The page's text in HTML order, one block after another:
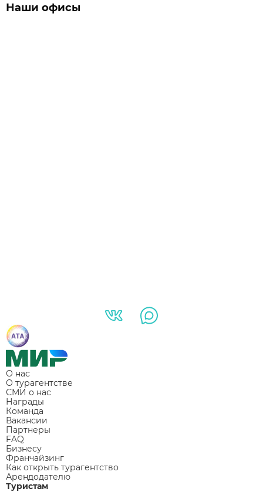
Наши офисы
О нас
О турагентстве
СМИ о нас
Награды
Команда
Вакансии
Партнеры
FAQ
Бизнесу
Франчайзинг
Как открыть турагентство
Арендодателю
Туристам